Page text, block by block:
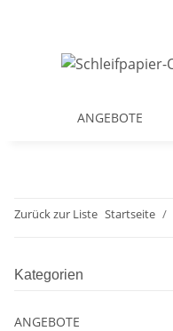
ANGEBOTE
Zurück zur Liste Startseite
Kategorien
ANGEBOTE